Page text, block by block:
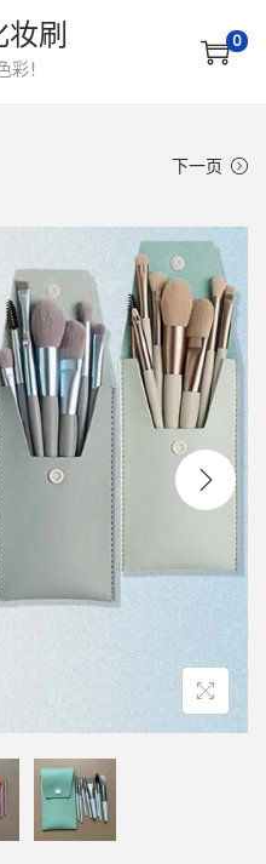
妆刷
彩！
0
下一页